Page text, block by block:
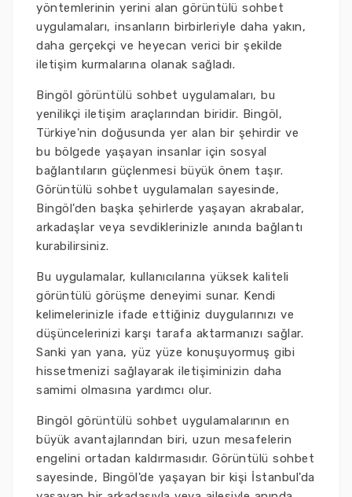
yöntemlerinin yerini alan görüntülü sohbet
uygulamaları, insanların birbirleriyle daha yakın,
daha gerçekçi ve heyecan verici bir şekilde
iletişim kurmalarına olanak sağladı.
Bingöl görüntülü sohbet uygulamaları, bu
yenilikçi iletişim araçlarından biridir. Bingöl,
Türkiye'nin doğusunda yer alan bir şehirdir ve
bu bölgede yaşayan insanlar için sosyal
bağlantıların güçlenmesi büyük önem taşır.
Görüntülü sohbet uygulamaları sayesinde,
Bingöl'den başka şehirlerde yaşayan akrabalar,
arkadaşlar veya sevdiklerinizle anında bağlantı
kurabilirsiniz.
Bu uygulamalar, kullanıcılarına yüksek kaliteli
görüntülü görüşme deneyimi sunar. Kendi
kelimelerinizle ifade ettiğiniz duygularınızı ve
düşüncelerinizi karşı tarafa aktarmanızı sağlar.
Sanki yan yana, yüz yüze konuşuyormuş gibi
hissetmenizi sağlayarak iletişiminizin daha
samimi olmasına yardımcı olur.
Bingöl görüntülü sohbet uygulamalarının en
büyük avantajlarından biri, uzun mesafelerin
engelini ortadan kaldırmasıdır. Görüntülü sohbet
sayesinde, Bingöl'de yaşayan bir kişi İstanbul'da